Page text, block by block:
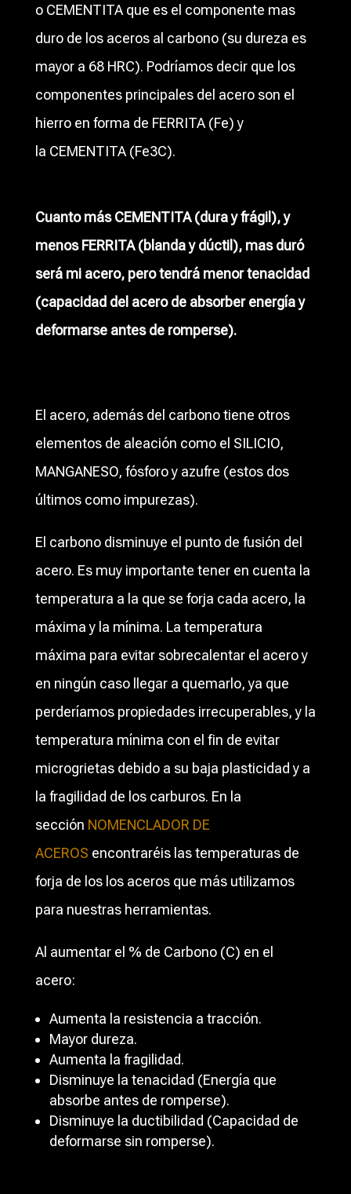
o CEMENTITA que es el componente mas
duro de los aceros al carbono (su dureza es
mayor a 68 HRC). Podríamos decir que los
componentes principales del acero son el
hierro en forma de FERRITA (Fe) y
la CEMENTITA (Fe3C).
Cuanto más CEMENTITA (dura y frágil), y
menos FERRITA (blanda y dúctil), mas duró
será mi acero, pero tendrá menor tenacidad
(capacidad del acero de absorber energía y
deformarse antes de romperse).
El acero, además del carbono tiene otros
elementos de aleación como el SILICIO,
MANGANESO, fósforo y azufre (estos dos
últimos como impurezas).
El carbono disminuye el punto de fusión del
acero. Es muy importante tener en cuenta la
temperatura a la que se forja cada acero, la
máxima y la mínima. La temperatura
máxima para evitar sobrecalentar el acero y
en ningún caso llegar a quemarlo, ya que
perderíamos propiedades irrecuperables, y la
temperatura mínima con el fin de evitar
microgrietas debido a su baja plasticidad y a
la fragilidad de los carburos. En la
sección NOMENCLADOR DE
ACEROS encontraréis las temperaturas de
forja de los los aceros que más utilizamos
para nuestras herramientas.
Al aumentar el % de Carbono (C) en el
acero:
Aumenta la resistencia a tracción.
Mayor dureza.
Aumenta la fragilidad.
Disminuye la tenacidad (Energía que
absorbe antes de romperse).
Disminuye la ductibilidad (Capacidad de
deformarse sin romperse).